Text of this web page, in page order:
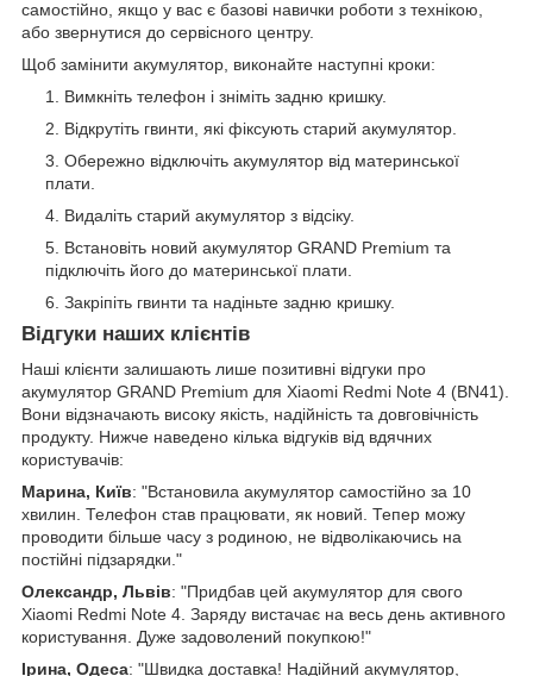
самостійно, якщо у вас є базові навички роботи з технікою,
або звернутися до сервісного центру.
Щоб замінити акумулятор, виконайте наступні кроки:
Вимкніть телефон і зніміть задню кришку.
Відкрутіть гвинти, які фіксують старий акумулятор.
Обережно відключіть акумулятор від материнської
плати.
Видаліть старий акумулятор з відсіку.
Встановіть новий акумулятор GRAND Premium та
підключіть його до материнської плати.
Закріпіть гвинти та надіньте задню кришку.
Відгуки наших клієнтів
Наші клієнти залишають лише позитивні відгуки про
акумулятор GRAND Premium для Xiaomi Redmi Note 4 (BN41).
Вони відзначають високу якість, надійність та довговічність
продукту. Нижче наведено кілька відгуків від вдячних
користувачів:
Марина, Київ: "Встановила акумулятор самостійно за 10
хвилин. Телефон став працювати, як новий. Тепер можу
проводити більше часу з родиною, не відволікаючись на
постійні підзарядки."
Олександр, Львів: "Придбав цей акумулятор для свого
Xiaomi Redmi Note 4. Заряду вистачає на весь день активного
користування. Дуже задоволений покупкою!"
Ірина, Одеса: "Швидка доставка! Надійний акумулятор,